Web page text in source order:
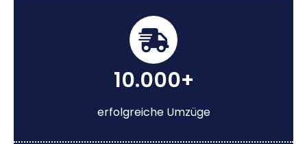
10.000+
erfolgreiche Umzüge